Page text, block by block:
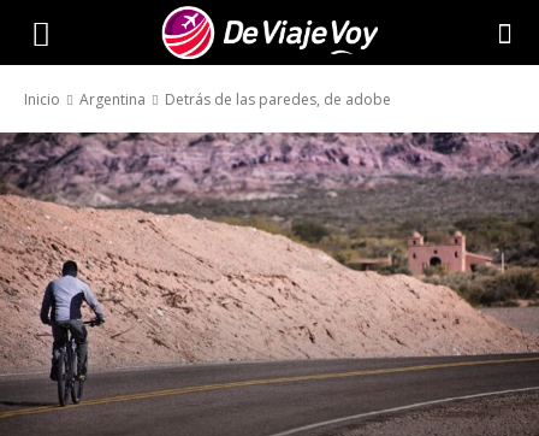
Viaje
Voy
Inicio Argentina Detrás de las paredes, de adobe